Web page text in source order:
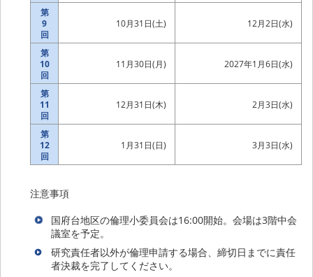
第
9
回
10月31日(土) 12月2日(水)
第
10
回
11月30日(月) 2027年1月6日(水)
第
11
回
12月31日(木) 2月3日(水)
第
12
回
1月31日(日) 3月3日(水)
注意事項
国府台地区の倫理小委員会は16:00開始。会場は3階中会
議室を予定。
研究責任者以外が倫理申請する場合、締切日までに責任
者決裁を完了してください。